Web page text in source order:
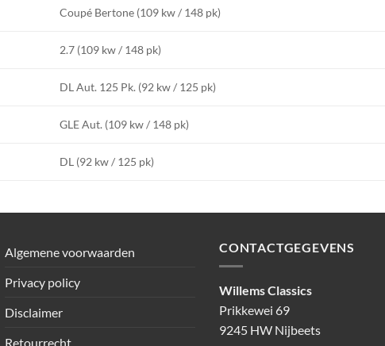
Coupé Bertone (109 kw / 148 pk)
2.7 (109 kw / 148 pk)
DL Aut. 125 Pk. (92 kw / 125 pk)
GLE Aut. (109 kw / 148 pk)
DL (92 kw / 125 pk)
Algemene voorwaarden
Privacy policy
Disclaimer
Retourrecht
CONTACTGEGEVENS
Willems Classics
Prikkewei 69
9245 HW Nijbeets